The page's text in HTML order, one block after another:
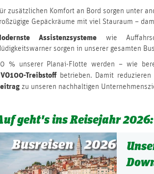
zusätzlichen Komfort an Bord sorgen unter
Gepäckräume mit viel Stauraum –
Assistenzsysteme wie
sorgen in unserer gesamten
% unserer Planai-Flotte werden – wie
Treibstoffbetrieben. Damit
zu unseren nachhaltigen
geht's ins Reisejahr 2026: